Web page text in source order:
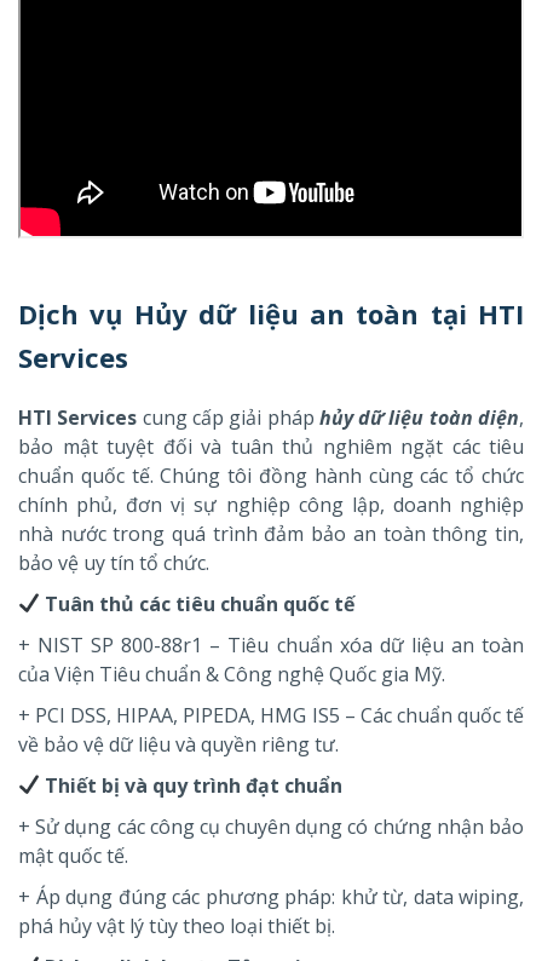
Dịch vụ Hủy dữ liệu an toàn tại HTI
Services
HTI Services cung cấp giải pháp hủy dữ liệu toàn diện,
bảo mật tuyệt đối và tuân thủ nghiêm ngặt các tiêu
chuẩn quốc tế. Chúng tôi đồng hành cùng các tổ chức
chính phủ, đơn vị sự nghiệp công lập, doanh nghiệp
nhà nước trong quá trình đảm bảo an toàn thông tin,
bảo vệ uy tín tổ chức.
Tuân thủ các tiêu chuẩn quốc tế
+ NIST SP 800-88r1 – Tiêu chuẩn xóa dữ liệu an toàn
của Viện Tiêu chuẩn & Công nghệ Quốc gia Mỹ.
+ PCI DSS, HIPAA, PIPEDA, HMG IS5 – Các chuẩn quốc tế
về bảo vệ dữ liệu và quyền riêng tư.
Thiết bị và quy trình đạt chuẩn
+ Sử dụng các công cụ chuyên dụng có chứng nhận bảo
mật quốc tế.
+ Áp dụng đúng các phương pháp: khử từ, data wiping,
phá hủy vật lý tùy theo loại thiết bị.